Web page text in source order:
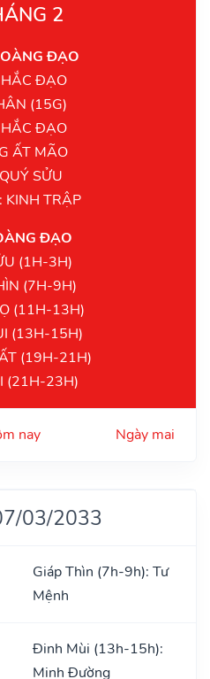
2
ĐẠO
ĐẠO
(15G)
ĐẠO
ẤT MÃO
SỬU
KINH TRẬP
ĐẠO
(1H-3H)
(7H-9H)
(11H-13H)
(13H-15H)
(19H-21H)
(21H-23H)
nay Ngày mai
03/2033
Giáp Thìn (7h-9h): Tư
Mệnh
Đinh Mùi (13h-15h):
Minh Đường